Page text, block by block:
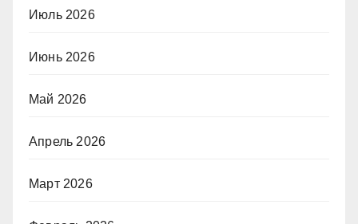
Июль 2026
Июнь 2026
Май 2026
Апрель 2026
Март 2026